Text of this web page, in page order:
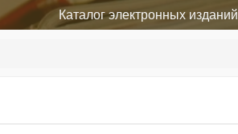
Каталог электронных изданий